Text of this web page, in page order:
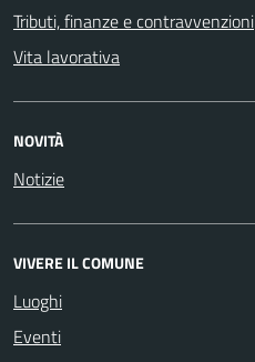
Tributi, finanze e contravvenzioni
Vita lavorativa
NOVITÀ
Notizie
VIVERE IL COMUNE
Luoghi
Eventi